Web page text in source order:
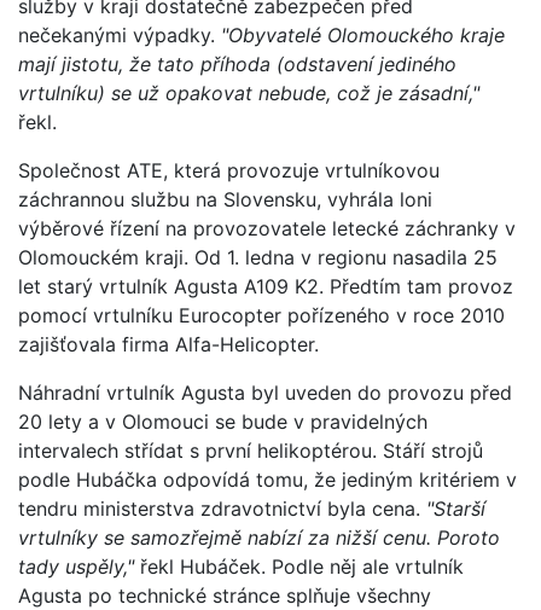
služby v kraji dostatečně zabezpečen před
nečekanými výpadky. "Obyvatelé Olomouckého kraje
mají jistotu, že tato příhoda (odstavení jediného
vrtulníku) se už opakovat nebude, což je zásadní,"
řekl.
Společnost ATE, která provozuje vrtulníkovou
záchrannou službu na Slovensku, vyhrála loni
výběrové řízení na provozovatele letecké záchranky v
Olomouckém kraji. Od 1. ledna v regionu nasadila 25
let starý vrtulník Agusta A109 K2. Předtím tam provoz
pomocí vrtulníku Eurocopter pořízeného v roce 2010
zajišťovala firma Alfa-Helicopter.
Náhradní vrtulník Agusta byl uveden do provozu před
20 lety a v Olomouci se bude v pravidelných
intervalech střídat s první helikoptérou. Stáří strojů
podle Hubáčka odpovídá tomu, že jediným kritériem v
tendru ministerstva zdravotnictví byla cena. "Starší
vrtulníky se samozřejmě nabízí za nižší cenu. Poroto
tady uspěly,"řekl Hubáček. Podle něj ale vrtulník
Agusta po technické stránce splňuje všechny